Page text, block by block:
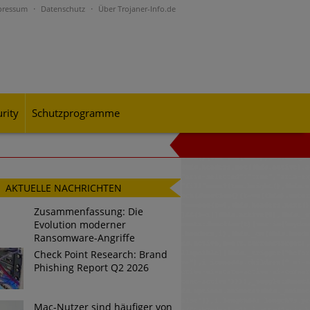
Datenschutz Über Trojaner-Info.de
Schutzprogramme
Betrugsmaschen und
– was CISOs jetzt für
Bedrohungspotential nicht
AKTUELLE NACHRICHTEN
Zusammenfassung: Die
Evolution moderner
Ransomware-Angriffe
Check Point Research: Brand
Phishing Report Q2 2026
Mac-Nutzer sind häufiger von